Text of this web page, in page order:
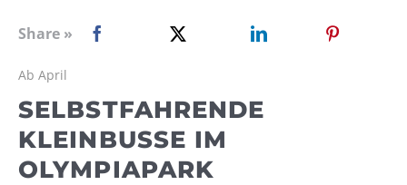
WEBRADIO
Share »
Ab April
SELBSTFAHRENDE
KLEINBUSSE IM
OLYMPIAPARK